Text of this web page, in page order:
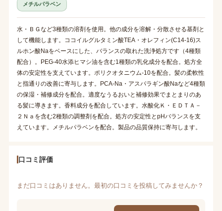
メチルパラベン
水・ＢＧなど3種類の溶剤を使用。他の成分を溶解・分散させる基剤と
して機能します。ココイルグルタミン酸TEA・オレフィン(C14-16)ス
ルホン酸Naをベースにした、バランスの取れた洗浄処方です（4種類
配合）。PEG-40水添ヒマシ油を含む1種類の乳化成分を配合。処方全
体の安定性を支えています。ポリクオタニウム-10を配合。髪の柔軟性
と指通りの改善に寄与します。PCA-Na・アスパラギン酸Naなど4種類
の保湿・補修成分を配合。適度なうるおいと補修効果でまとまりのあ
る髪に導きます。香料成分を配合しています。水酸化Ｋ・ＥＤＴＡ－
２Ｎａを含む2種類の調整剤を配合。処方の安定性とpHバランスを支
えています。メチルパラベンを配合。製品の品質保持に寄与します。
口コミ評価
まだ口コミはありません。最初の口コミを投稿してみませんか？